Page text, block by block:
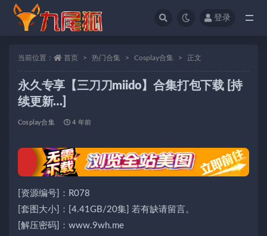
登录
当前位置： 首页 热门合集 Cosplay合集 正文
永久专享【三刀刀miido】合集打包下载 [持
续更新…]
Cosplay合集 4 年前
[资源编号]：R078
[套图大小]：[4.41GB/20集] 若有缺请留言。
[解压密码]：www.9wh.me
全部